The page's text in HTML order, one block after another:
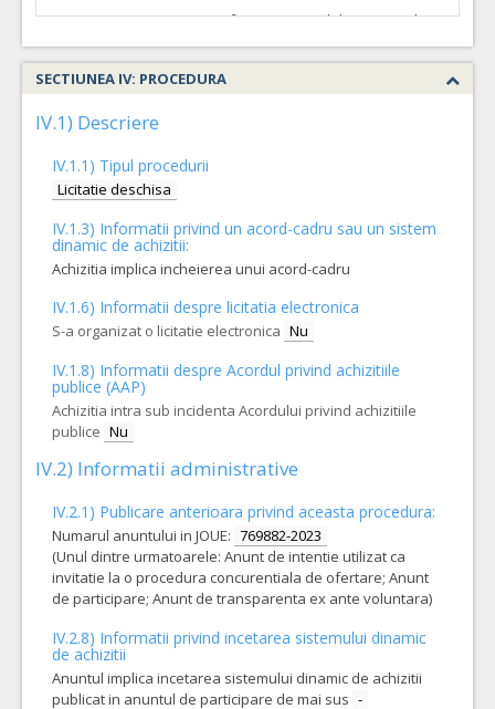
Cant min si max este specificata in caietul de sarcini, al prezentei documentatii.
COD CPV: 33111710-1 Accesorii pentru angiografie (Rev.2)
VALOAREA ESTIMATA FARA
TVA:
252,85 - 248.702,00 Leu
VALOAREA ESTIMATA FARA
TVA:
7.700,00 - 546.000,00 Leu
42. Materiale endovasculare trombectomie pentru anatomie dificila proximala
COD CPV: 33111710-1 Accesorii pentru angiografie (Rev.2)
VALOAREA ESTIMATA FARA
TVA:
19.000,00 - 2.430.000,00 Leu
ATRIBUIT
21.
Cant min si max este specificata in caietul de sarcini, al prezentei documentatii
COD CPV: 33111710-1 Accesorii pentru angiografie (Rev.2)
VALOAREA ESTIMATA FARA
TVA:
9.200,00 - 92.000,00 Leu
ATRIBUIT
26. Microcateter cu varf detasabil pentru livrare lichid embolizare MAV
SECTIUNEA IV: PROCEDURA
IV.1) Descriere
IV.1.1) Tipul procedurii
Licitatie deschisa
IV.1.3) Informatii privind un acord-cadru sau un sistem
dinamic de achizitii:
Achizitia implica incheierea unui acord-cadru
IV.1.6) Informatii despre licitatia electronica
S-a organizat o licitatie electronica Nu
IV.1.8) Informatii despre Acordul privind achizitiile
publice (AAP)
Achizitia intra sub incidenta Acordului privind achizitiile
publice Nu
IV.2) Informatii administrative
IV.2.1) Publicare anterioara privind aceasta procedura:
Numarul anuntului in JOUE: 769882-2023
(Unul dintre urmatoarele: Anunt de intentie utilizat ca
invitatie la o procedura concurentiala de ofertare; Anunt
de participare; Anunt de transparenta ex ante voluntara)
IV.2.8) Informatii privind incetarea sistemului dinamic
de achizitii
Anuntul implica incetarea sistemului dinamic de achizitii
publicat in anuntul de participare de mai sus -